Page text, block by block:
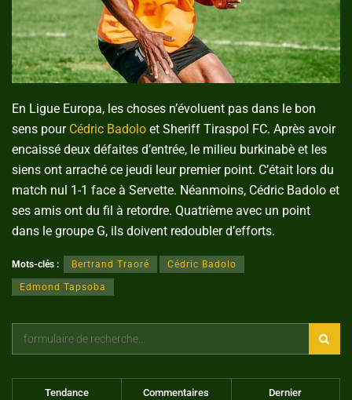
En Ligue Europa, les choses n’évoluent pas dans le bon
sens pour Cédric Badolo et Sheriff Tiraspol FC. Après avoir
encaissé deux défaites d’entrée, le milieu burkinabè et les
siens ont arraché ce jeudi leur premier point. C’était lors du
match nul 1-1 face à Servette. Néanmoins, Cédric Badolo et
ses amis ont du fil à retordre. Quatrième avec un point
dans le groupe G, ils doivent redoubler d’efforts.
Mots-clés : Bertrand Traoré Cédric Badolo
Edmond Tapsoba
Tendance Commentaires Dernier